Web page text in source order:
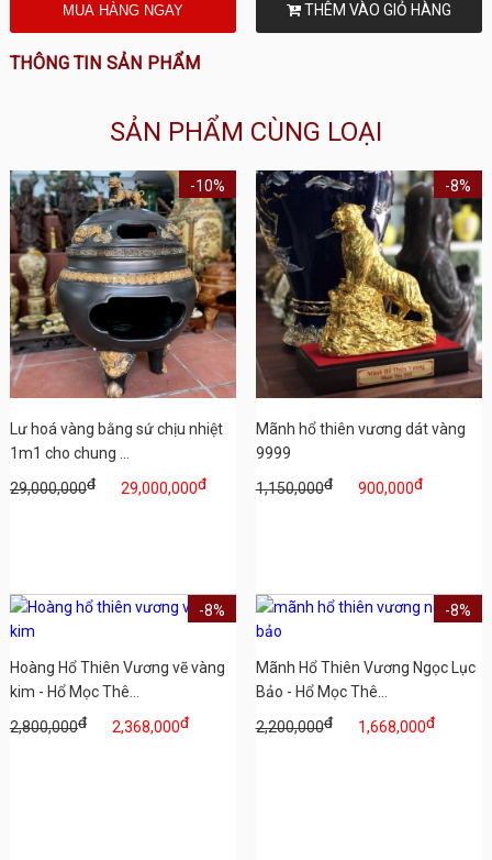
THÊM VÀO GIỎ HÀNG
THÔNG TIN SẢN PHẨM
SẢN PHẨM CÙNG LOẠI
Lư hoá vàng bằng sứ chịu nhiệt
1m1 cho chung ...
29,000,000đ 29,000,000đ
-10%
Mãnh hổ thiên vương dát vàng
9999
1,150,000đ 900,000đ
-8%
Hoàng Hổ Thiên Vương vẽ vàng
kim - Hổ Mọc Thê...
2,800,000đ 2,368,000đ
-8%
Mãnh Hổ Thiên Vương Ngọc Lục
Bảo - Hổ Mọc Thê...
2,200,000đ 1,668,000đ
-8%